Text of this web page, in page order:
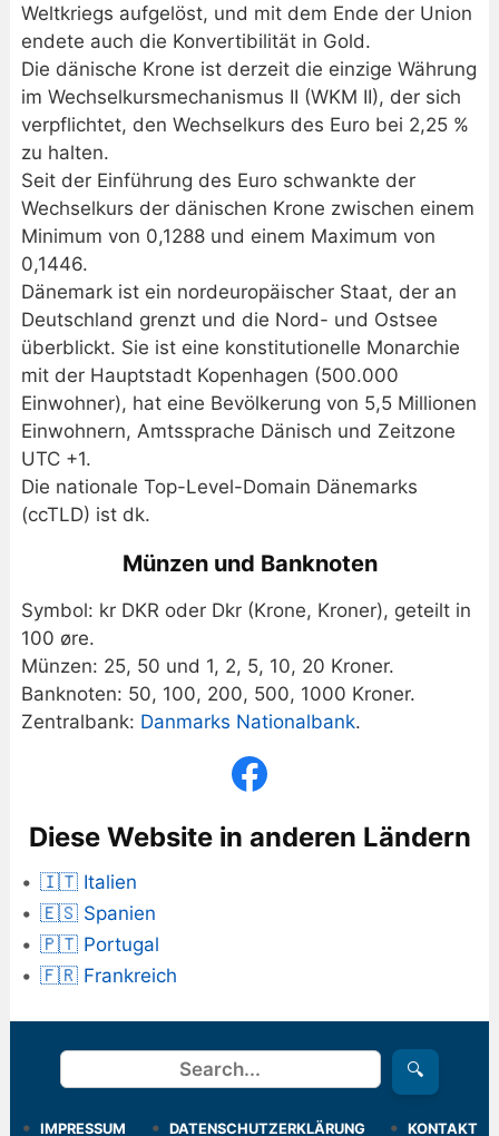
Weltkriegs aufgelöst, und mit dem Ende der Union
endete auch die Konvertibilität in Gold.
Die dänische Krone ist derzeit die einzige Währung
im Wechselkursmechanismus II (WKM II), der sich
verpflichtet, den Wechselkurs des Euro bei 2,25 %
zu halten.
Seit der Einführung des Euro schwankte der
Wechselkurs der dänischen Krone zwischen einem
Minimum von 0,1288 und einem Maximum von
0,1446.
Dänemark ist ein nordeuropäischer Staat, der an
Deutschland grenzt und die Nord- und Ostsee
überblickt. Sie ist eine konstitutionelle Monarchie
mit der Hauptstadt Kopenhagen (500.000
Einwohner), hat eine Bevölkerung von 5,5 Millionen
Einwohnern, Amtssprache Dänisch und Zeitzone
UTC +1.
Die nationale Top-Level-Domain Dänemarks
(ccTLD) ist dk.
Münzen und Banknoten
Symbol: kr DKR oder Dkr (Krone, Kroner), geteilt in
100 øre.
Münzen: 25, 50 und 1, 2, 5, 10, 20 Kroner.
Banknoten: 50, 100, 200, 500, 1000 Kroner.
Zentralbank: Danmarks Nationalbank.
Diese Website in anderen Ländern
🇮🇹 Italien
🇪🇸 Spanien
🇵🇹 Portugal
🇫🇷 Frankreich
Suchen 🔍
IMPRESSUM DATENSCHUTZERKLÄRUNG KONTAKT